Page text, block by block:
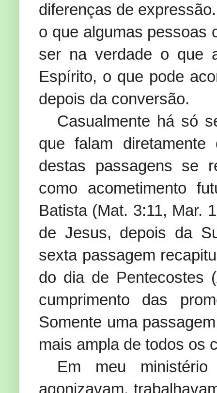
diferenças de
o que algumas pessoas
ser na verdade o que
Espírito, o que pode
depois da conversão.
Casualmente há só
que falam
destas passagens se
como acometimento
Batista (Mat. 3:11, Mar.
de Jesus, depois da
sexta passagem
do dia de Pentecostes
cumprimento das
Somente uma
mais ampla de todos os
Em meu
agonizavam,